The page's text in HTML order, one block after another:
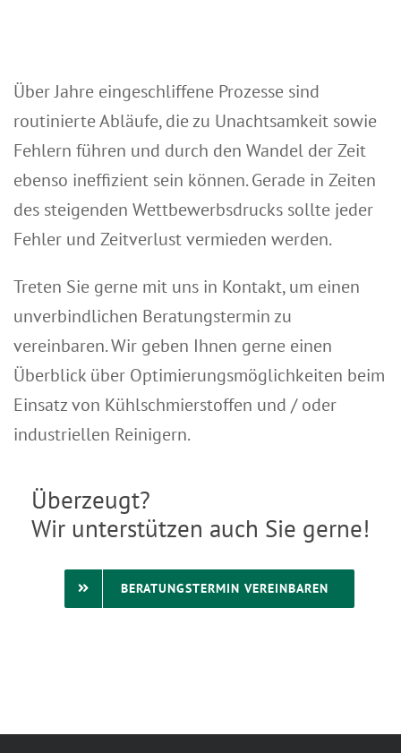
Über Jahre eingeschliffene Prozesse sind
routinierte Abläufe, die zu Unachtsamkeit sowie
Fehlern führen und durch den Wandel der Zeit
ebenso ineffizient sein können. Gerade in Zeiten
des steigenden Wettbewerbsdrucks sollte jeder
Fehler und Zeitverlust vermieden werden.
Treten Sie gerne mit uns in Kontakt, um einen
unverbindlichen Beratungstermin zu
vereinbaren. Wir geben Ihnen gerne einen
Überblick über Optimierungsmöglichkeiten beim
Einsatz von Kühlschmierstoffen und / oder
industriellen Reinigern.
Überzeugt?
Wir unterstützen auch Sie gerne!
BERATUNGSTERMIN VEREINBAREN